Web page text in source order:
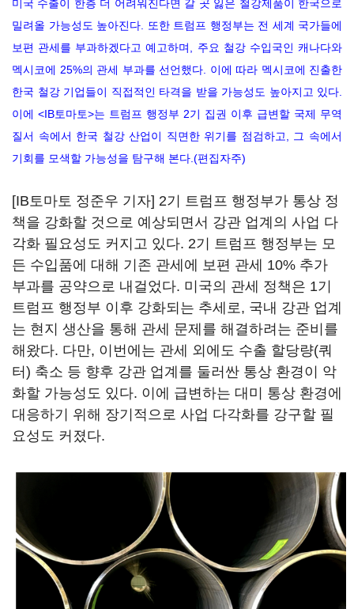
미국 수출이 한층 더 어려워진다면 갈 곳 잃은 철강제품이 한국으로
밀려올 가능성도 높아진다. 또한 트럼프 행정부는 전 세계 국가들에
보편 관세를 부과하겠다고 예고하며, 주요 철강 수입국인 캐나다와
멕시코에 25%의 관세 부과를 선언했다. 이에 따라 멕시코에 진출한
한국 철강 기업들이 직접적인 타격을 받을 가능성도 높아지고 있다.
이에 <IB토마토>는 트럼프 행정부 2기 집권 이후 급변할 국제 무역
질서 속에서 한국 철강 산업이 직면한 위기를 점검하고, 그 속에서
기회를 모색할 가능성을 탐구해 본다.(편집자주)
[IB토마토 정준우 기자] 2기 트럼프 행정부가 통상 정
책을 강화할 것으로 예상되면서 강관 업계의 사업 다
각화 필요성도 커지고 있다. 2기 트럼프 행정부는 모
든 수입품에 대해 기존 관세에 보편 관세 10% 추가
부과를 공약으로 내걸었다. 미국의 관세 정책은 1기
트럼프 행정부 이후 강화되는 추세로, 국내 강관 업계
는 현지 생산을 통해 관세 문제를 해결하려는 준비를
해왔다. 다만, 이번에는 관세 외에도 수출 할당량(쿼
터) 축소 등 향후 강관 업계를 둘러싼 통상 환경이 악
화할 가능성도 있다. 이에 급변하는 대미 통상 환경에
대응하기 위해 장기적으로 사업 다각화를 강구할 필
요성도 커졌다.